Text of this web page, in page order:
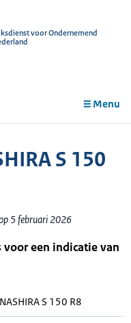
voor Ondernemend
Menu
S 150
5 februari 2026
voor een indicatie van
NASHIRA S 150 R8